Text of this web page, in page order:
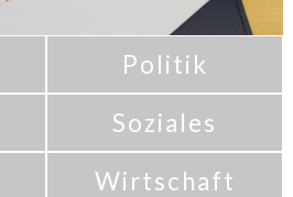
Politik
Soziales
Wirtschaft